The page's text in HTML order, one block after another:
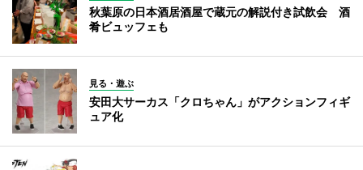
秋葉原の日本酒居酒屋で蔵元の解説付き試飲会 酒
肴ビュッフェも
見る・遊ぶ
安田大サーカス「クロちゃん」がアクションフィギ
ュア化